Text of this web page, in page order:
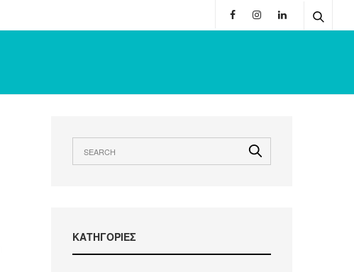
KΑΤΗΓΟΡΙΕΣ